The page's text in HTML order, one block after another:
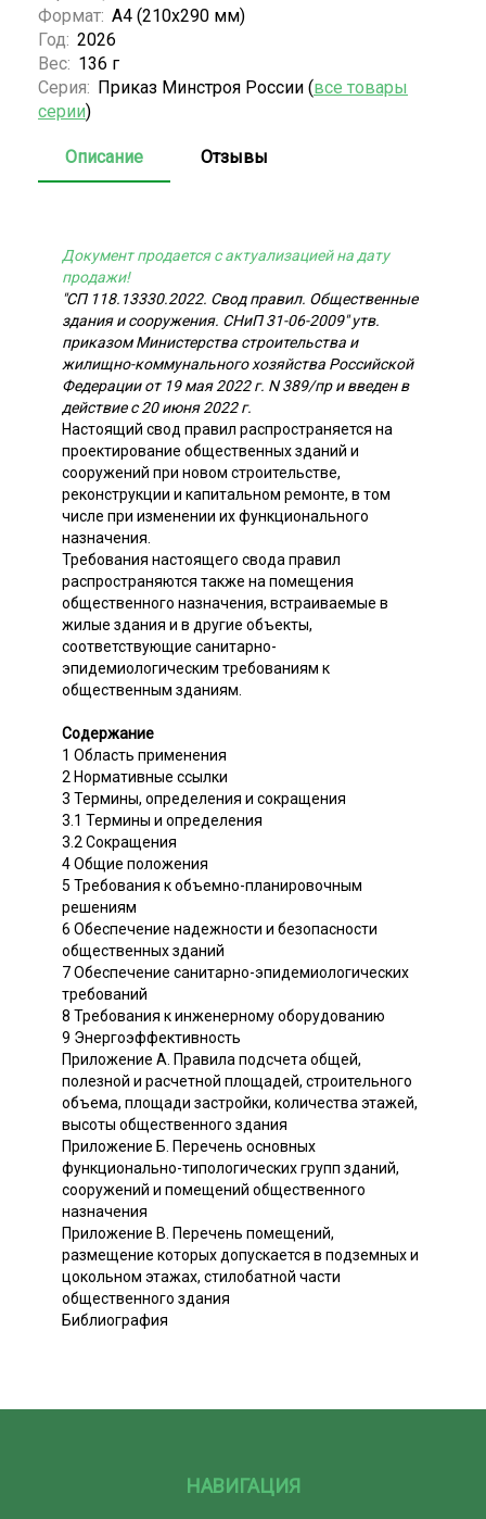
Формат: А4 (210x290 мм)
Год: 2026
Вес: 136 г
Серия: Приказ Минстроя России (все товары
серии)
Описание Отзывы
Документ продается с актуализацией на дату
продажи!
"СП 118.13330.2022. Свод правил. Общественные
здания и сооружения. СНиП 31-06-2009" утв.
приказом Министерства строительства и
жилищно-коммунального хозяйства Российской
Федерации от 19 мая 2022 г. N 389/пр и введен в
действие с 20 июня 2022 г.
Настоящий свод правил распространяется на
проектирование общественных зданий и
сооружений при новом строительстве,
реконструкции и капитальном ремонте, в том
числе при изменении их функционального
назначения.
Требования настоящего свода правил
распространяются также на помещения
общественного назначения, встраиваемые в
жилые здания и в другие объекты,
соответствующие санитарно-
эпидемиологическим требованиям к
общественным зданиям.
Содержание
1 Область применения
2 Нормативные ссылки
3 Термины, определения и сокращения
3.1 Термины и определения
3.2 Сокращения
4 Общие положения
5 Требования к объемно-планировочным
решениям
6 Обеспечение надежности и безопасности
общественных зданий
7 Обеспечение санитарно-эпидемиологических
требований
8 Требования к инженерному оборудованию
9 Энергоэффективность
Приложение А. Правила подсчета общей,
полезной и расчетной площадей, строительного
объема, площади застройки, количества этажей,
высоты общественного здания
Приложение Б. Перечень основных
функционально-типологических групп зданий,
сооружений и помещений общественного
назначения
Приложение В. Перечень помещений,
размещение которых допускается в подземных и
цокольном этажах, стилобатной части
общественного здания
Библиография
НАВИГАЦИЯ